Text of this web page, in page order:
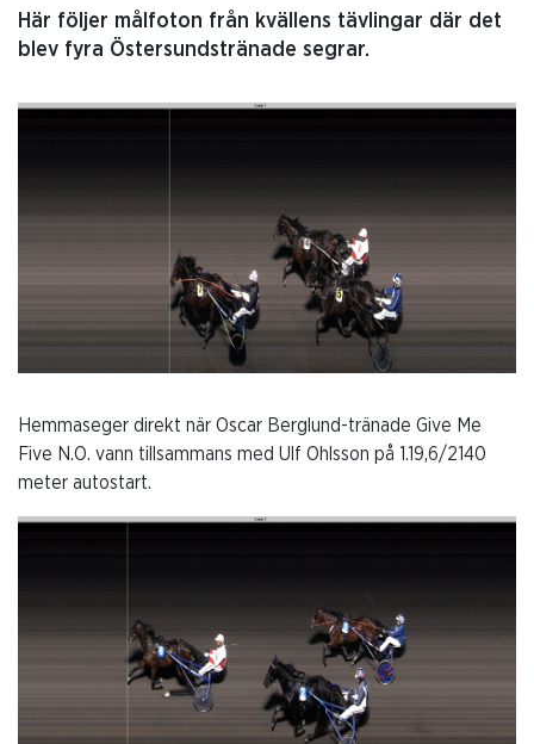
Här följer målfoton från kvällens tävlingar där det
blev fyra Östersundstränade segrar.
Hemmaseger direkt när Oscar Berglund-tränade Give Me
Five N.O. vann tillsammans med Ulf Ohlsson på 1.19,6/2140
meter autostart.